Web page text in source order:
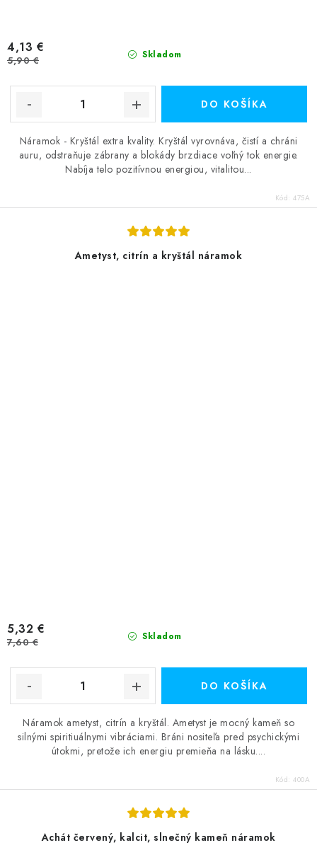
Skladom
4,13 €
5,90 €
DO KOŠÍKA
Náramok - Kryštál extra kvality. Kryštál vyrovnáva, čistí a chráni
auru, odstraňuje zábrany a blokády brzdiace voľný tok energie.
Nabíja telo pozitívnou energiou, vitalitou...
Kód: 475A
Ametyst, citrín a kryštál náramok
Skladom
5,32 €
7,60 €
DO KOŠÍKA
Náramok ametyst, citrín a kryštál. Ametyst je mocný kameň so
silnými spiritiuálnymi vibráciami. Bráni nositeľa pred psychickými
útokmi, pretože ich energiu premieňa na lásku....
Kód: 400A
Achát červený, kalcit, slnečný kameň náramok